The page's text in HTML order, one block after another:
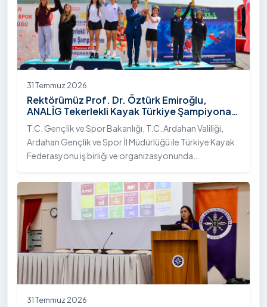
31 Temmuz 2026
Rektörümüz Prof. Dr. Öztürk Emiroğlu,
ANALİG Tekerlekli Kayak Türkiye Şampiyonası
Ödül Töreni’ne Katıldı
T.C. Gençlik ve Spor Bakanlığı, T.C. Ardahan Valiliği,
Ardahan Gençlik ve Spor İl Müdürlüğü ile Türkiye Kayak
Federasyonu iş birliği ve organizasyonunda
Sezonu Tekerlekli Kayak Türkiye Şampiyonası, 30-31
Temmuz 2026 tarihlerinde Ardahan Üniversitesi Yenisey
Yerleşkesi ev sahipliğinde tamamlandı.
31 Temmuz 2026